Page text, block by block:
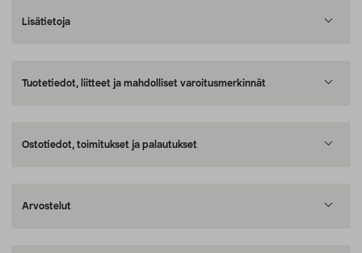
Lisätietoja
Tuotetiedot, liitteet ja mahdolliset varoitusmerkinnät
Ostotiedot, toimitukset ja palautukset
Arvostelut